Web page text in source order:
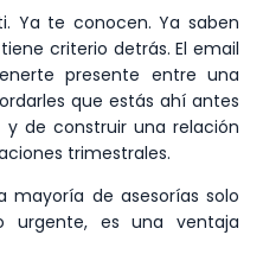
Ya te conocen. Ya saben
criterio detrás. El email
presente entre una
que estás ahí antes
de construir una relación
trimestrales.
mayoría de asesorías solo
urgente, es una ventaja